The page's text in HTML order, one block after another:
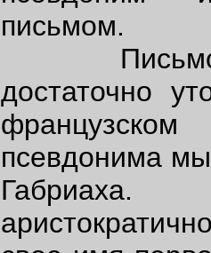
письмом.
Письмо
достаточно
псевдонима